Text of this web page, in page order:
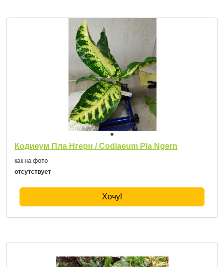
Кодиеум Пла Нгерн / Codiaeum Pla Ngern
как на фото
отсутствует
Хочу!